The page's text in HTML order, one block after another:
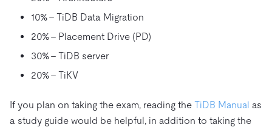
10% – TiDB Data Migration
20% – Placement Drive (PD)
30% – TiDB server
20% – TiKV
If you plan on taking the exam, reading the TiDB Manual as
a study guide would be helpful, in addition to taking the